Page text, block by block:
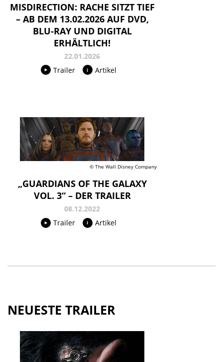
MISDIRECTION: RACHE SITZT TIEF
– AB DEM 13.02.2026 AUF DVD,
BLU-RAY UND DIGITAL
ERHÄLTLICH!
22.01.2026
Trailer
Artikel
© The Wall Disney Company
„GUARDIANS OF THE GALAXY
VOL. 3“ – DER TRAILER
08.12.2022
Trailer
Artikel
NEUESTE TRAILER